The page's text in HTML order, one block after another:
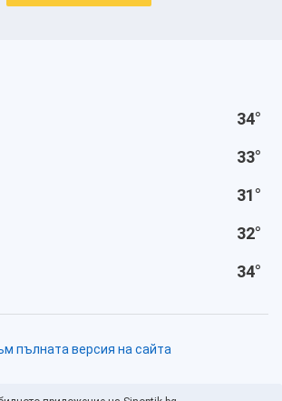
34°
33°
31°
32°
34°
пълната версия на сайта